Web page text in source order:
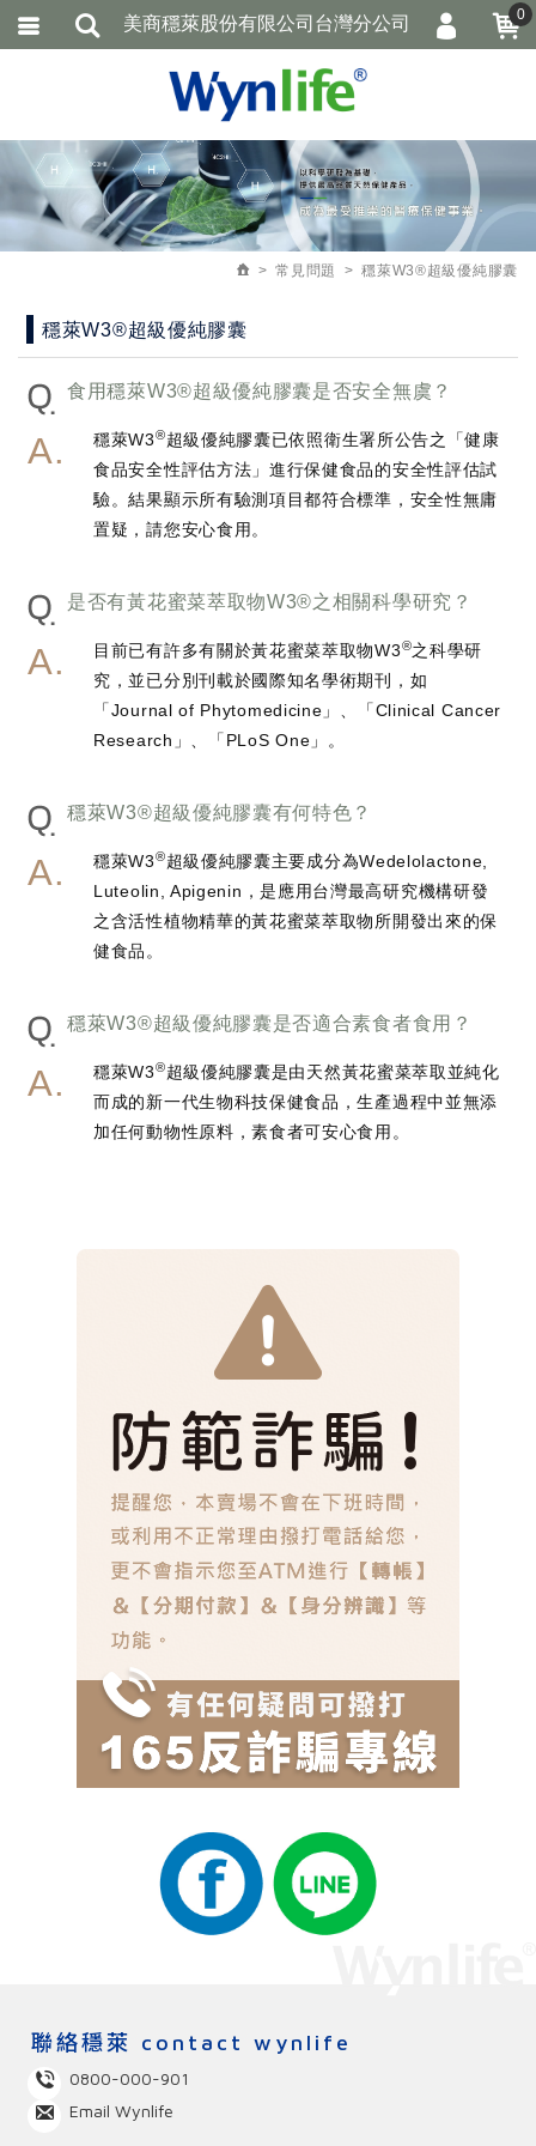
常見問題 穩萊W3®超級優純膠囊
穩萊W3®超級優純膠囊
Q
食用穩萊W3®超級優純膠囊是否安全無虞？
穩萊W3®超級優純膠囊已依照衛生署所公告之「健康
食品安全性評估方法」進行保健食品的安全性評估試
驗。結果顯示所有驗測項目都符合標準，安全性無庸
置疑，請您安心食用。
Q
是否有黃花蜜菜萃取物W3®之相關科學研究？
目前已有許多有關於黃花蜜菜萃取物W3®之科學研
究，並已分別刊載於國際知名學術期刊，如
「Journal of Phytomedicine」、「Clinical Cancer
Research」、「PLoS One」。
Q
穩萊W3®超級優純膠囊有何特色？
穩萊W3®超級優純膠囊主要成分為Wedelolactone,
Luteolin, Apigenin，是應用台灣最高研究機構研發
之含活性植物精華的黃花蜜菜萃取物所開發出來的保
健食品。
Q
穩萊W3®超級優純膠囊是否適合素食者食用？
穩萊W3®超級優純膠囊是由天然黃花蜜菜萃取並純化
而成的新一代生物科技保健食品，生產過程中並無添
加任何動物性原料，素食者可安心食用。
聯絡穩萊 contact wynlife
0800-000-901
Email Wynlife
美商穩萊股份有限公司台灣分公司 0
會員登入
加入會員
忘記密碼
訂單查詢
追蹤清單
繁體中文